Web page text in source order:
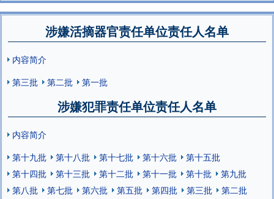
涉嫌活摘器官责任单位责任人名单
内容简介
第三批
第二批 第一批
涉嫌犯罪责任单位责任人名单
内容简介
第十九批
第十八批 第十七批 第十六批
第十五批
第十四批
第十三批 第十二批 第十一批 第十批
第九批
第八批
第七批 第六批 第五批 第四批 第三批
第二批